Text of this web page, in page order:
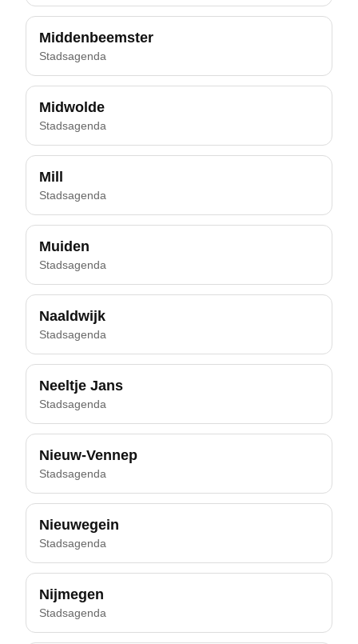
Middenbeemster
Stadsagenda
Midwolde
Stadsagenda
Mill
Stadsagenda
Muiden
Stadsagenda
Naaldwijk
Stadsagenda
Neeltje Jans
Stadsagenda
Nieuw-Vennep
Stadsagenda
Nieuwegein
Stadsagenda
Nijmegen
Stadsagenda